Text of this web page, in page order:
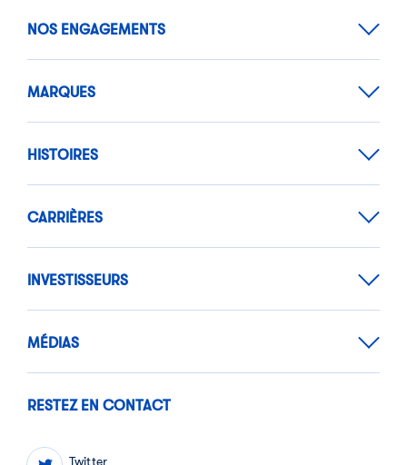
NOS ENGAGEMENTS
MARQUES
HISTOIRES
CARRIÈRES
INVESTISSEURS
MÉDIAS
RESTEZ EN CONTACT
Twitter